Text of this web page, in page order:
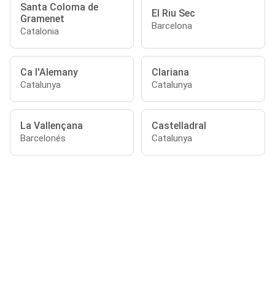
Santa Coloma de
Gramenet
Catalonia
El Riu Sec
Barcelona
Ca l'Alemany
Catalunya
Clariana
Catalunya
La Vallençana
Barcelonés
Castelladral
Catalunya